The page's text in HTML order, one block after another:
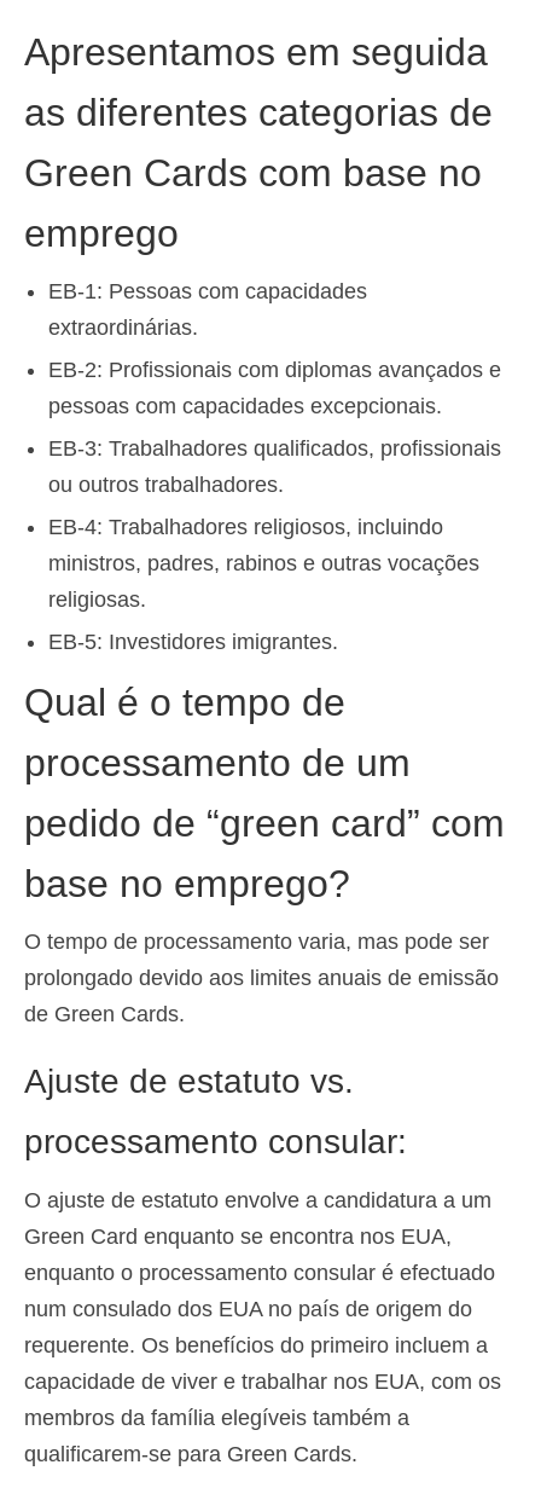
Apresentamos em seguida
as diferentes categorias de
Green Cards com base no
emprego
EB-1: Pessoas com capacidades
extraordinárias.
EB-2: Profissionais com diplomas avançados e
pessoas com capacidades excepcionais.
EB-3: Trabalhadores qualificados, profissionais
ou outros trabalhadores.
EB-4: Trabalhadores religiosos, incluindo
ministros, padres, rabinos e outras vocações
religiosas.
EB-5: Investidores imigrantes.
Qual é o tempo de
processamento de um
pedido de “green card” com
base no emprego?
O tempo de processamento varia, mas pode ser
prolongado devido aos limites anuais de emissão
de Green Cards.
Ajuste de estatuto vs.
processamento consular:
O ajuste de estatuto envolve a candidatura a um
Green Card enquanto se encontra nos EUA,
enquanto o processamento consular é efectuado
num consulado dos EUA no país de origem do
requerente. Os benefícios do primeiro incluem a
capacidade de viver e trabalhar nos EUA, com os
membros da família elegíveis também a
qualificarem-se para Green Cards.